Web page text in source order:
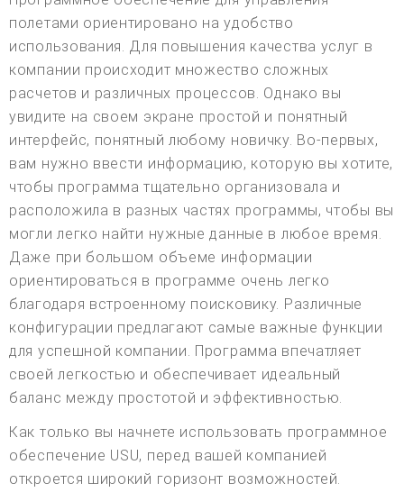
полетами ориентировано на удобство
использования. Для повышения качества услуг в
компании происходит множество сложных
расчетов и различных процессов. Однако вы
увидите на своем экране простой и понятный
интерфейс, понятный любому новичку. Во-первых,
вам нужно ввести информацию, которую вы хотите,
чтобы программа тщательно организовала и
расположила в разных частях программы, чтобы вы
могли легко найти нужные данные в любое время.
Даже при большом объеме информации
ориентироваться в программе очень легко
благодаря встроенному поисковику. Различные
конфигурации предлагают самые важные функции
для успешной компании. Программа впечатляет
своей легкостью и обеспечивает идеальный
баланс между простотой и эффективностью.
Как только вы начнете использовать программное
обеспечение USU, перед вашей компанией
откроется широкий горизонт возможностей.